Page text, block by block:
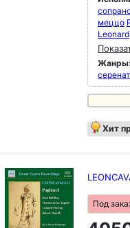
меццо
Жанры:
Хит
Под